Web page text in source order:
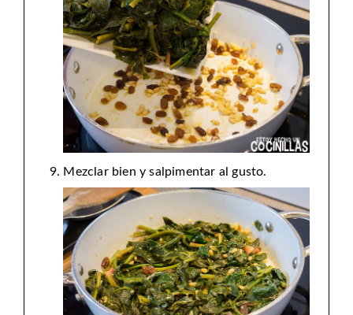
Mezclar bien y salpimentar al gusto.